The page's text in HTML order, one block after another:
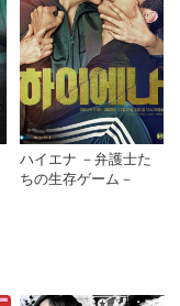
ハイエナ －弁護士た
ちの生存ゲーム－